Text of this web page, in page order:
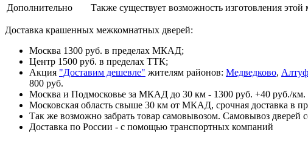
Дополнительно
Также существует возможность изготовления
Доставка крашенных межкомнатных дверей:
Москва 1300 руб. в пределах МКАД;
Центр 1500 руб. в пределах ТТК;
Акция "Доставим дешевле" жителям районов: Медведково,
800 руб.
Москва и Подмосковье за МКАД до 30 км - 1300 руб. +40 руб./км.
Московская область свыше 30 км от МКАД, срочная доставка в
Так же возможно забрать товар самовывозом. Самовывоз дверей
Доставка по России - с помощью транспортных компаний